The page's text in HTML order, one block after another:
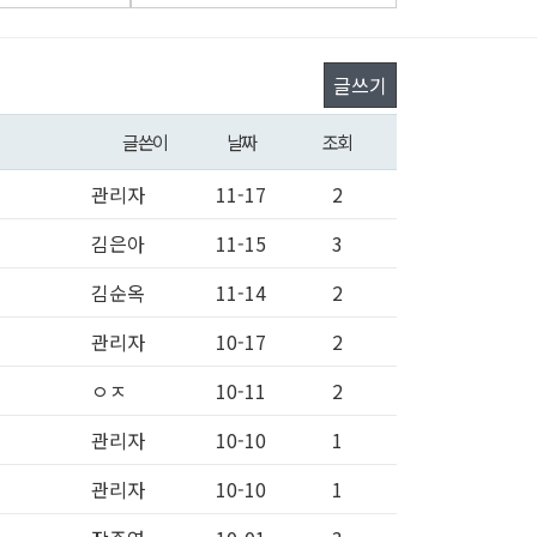
글쓰기
글쓴이 날짜 조회
관리자 11-17
2
김은아
11-15
3
김순옥
11-14
2
관리자
10-17
2
ㅇㅈ
10-11
2
관리자
10-10
1
관리자
10-10
1